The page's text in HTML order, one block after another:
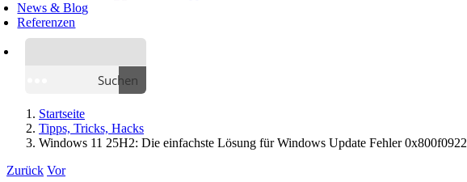
News & Blog
Referenzen
Suchen
Startseite
Tipps, Tricks, Hacks
Windows 11 25H2: Die einfachste Lösung für Windows Update Fehler 0x800f0922
Zurück Vor